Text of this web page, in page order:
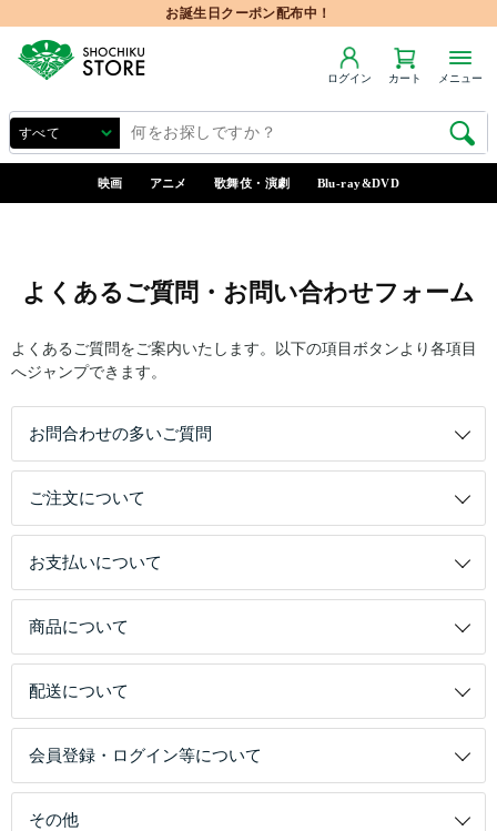
お誕生日クーポン配布中！
ログイン カート メニュー
映画 アニメ 歌舞伎・演劇 Blu-ray&DVD
よくあるご質問・お問い合わせフォーム
よくあるご質問をご案内いたします。以下の項目ボタンより各項目
へジャンプできます。
お問合わせの多いご質問
ご注文について
お支払いについて
商品について
配送について
会員登録・ログイン等について
その他